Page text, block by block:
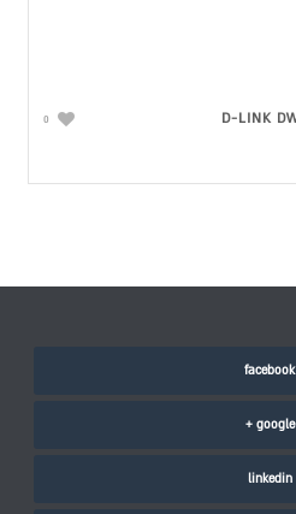
0
facebook
google +
linkedin